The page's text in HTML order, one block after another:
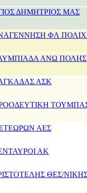
ΔΗΜΗΤΡΙΟΣ ΜΑΣ
ΦΛ
ΑΝΩ ΠΟΛΗΣ
ΑΣΚ
ΑΕΣ
ΑΚ
ΘΕΣ/